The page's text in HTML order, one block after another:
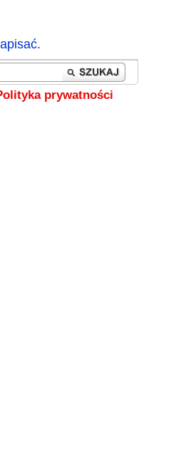
prywatności